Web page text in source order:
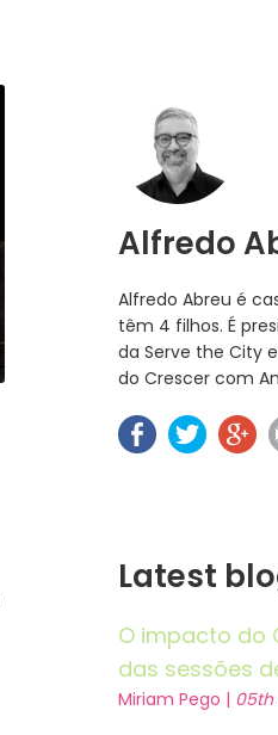
Alfredo
Alfredo Abreu é
têm 4 filhos. É
da Serve the City
do Crescer com
Latest
O impacto do
das sessões
Miriam Pego | 05th